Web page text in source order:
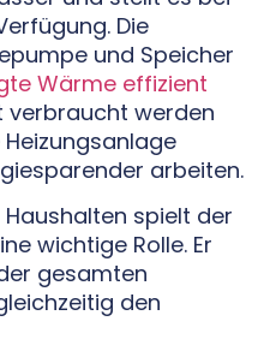
Die
und Speicher
Wärme effizient
werden
arbeiten.
spielt der
wichtige Rolle. Er
gesamten
den